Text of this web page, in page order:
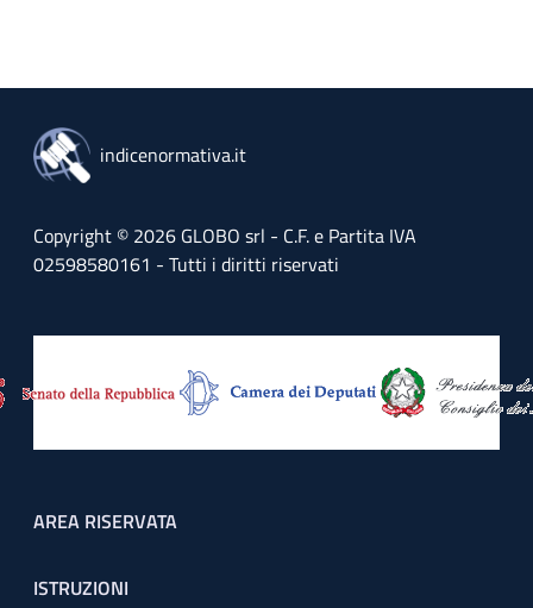
indicenormativa.it
Copyright © 2026 GLOBO srl - C.F. e Partita IVA
02598580161 - Tutti i diritti riservati
Footer menu
AREA RISERVATA
ISTRUZIONI